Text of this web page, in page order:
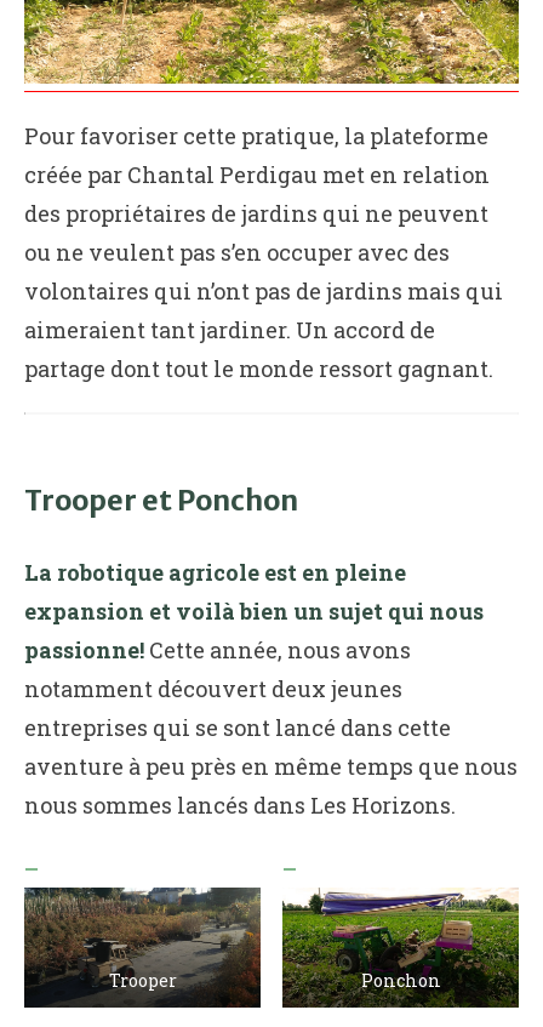
Pour favoriser cette pratique, la plateforme
créée par Chantal Perdigau met en relation
des propriétaires de jardins qui ne peuvent
ou ne veulent pas s’en occuper avec des
volontaires qui n’ont pas de jardins mais qui
aimeraient tant jardiner. Un accord de
partage dont tout le monde ressort gagnant.
Trooper et Ponchon
La robotique agricole est en pleine
expansion et voilà bien un sujet qui nous
passionne! Cette année, nous avons
notamment découvert deux jeunes
entreprises qui se sont lancé dans cette
aventure à peu près en même temps que nous
nous sommes lancés dans Les Horizons.
Trooper Ponchon